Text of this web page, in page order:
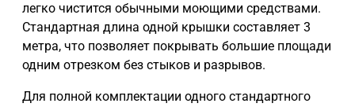
легко чистится обычными моющими средствами.
Стандартная длина одной крышки составляет 3
метра, что позволяет покрывать большие площади
одним отрезком без стыков и разрывов.
Для полной комплектации одного стандартного